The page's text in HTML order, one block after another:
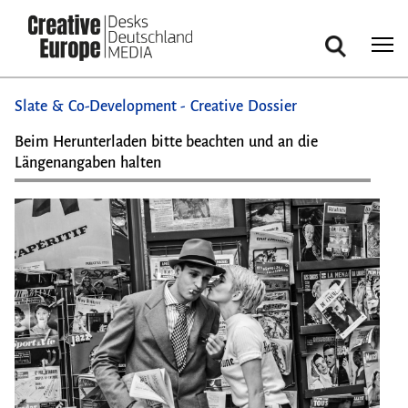
zum
Inhalt
Suche
Slate & Co-Development - Creative Dossier
Beim Herunterladen bitte beachten und an die
Längenangaben halten